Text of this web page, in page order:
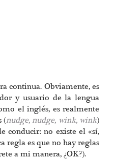
continua. Obviamente, es
y usuario de la lengua
el inglés, es realmente
(nudge, nudge, wink, wink)
conducir: no existe el «sí,
regla es que no hay reglas
a mi manera, ¿OK?).